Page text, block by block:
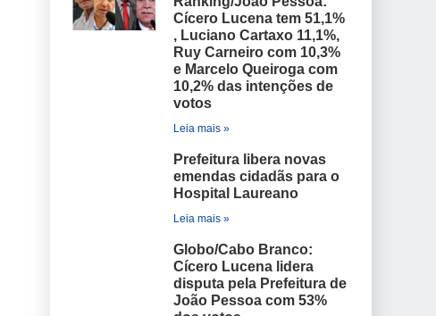
Cícero Lucena tem 51,1%
, Luciano Cartaxo 11,1%,
Ruy Carneiro com 10,3%
e Marcelo Queiroga com
10,2% das intenções de
votos
Leia mais »
Prefeitura libera novas
emendas cidadãs para o
Hospital Laureano
Leia mais »
Globo/Cabo Branco:
Cícero Lucena lidera
disputa pela Prefeitura de
João Pessoa com 53%